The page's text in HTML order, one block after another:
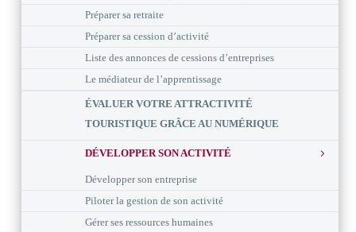
Préparer sa retraite
Préparer sa cession d’activité
Liste des annonces de cessions d’entreprises
Le médiateur de l’apprentissage
ÉVALUER VOTRE ATTRACTIVITÉ
TOURISTIQUE GRÂCE AU NUMÉRIQUE
DÉVELOPPER SON ACTIVITÉ
Développer son entreprise
Piloter la gestion de son activité
Gérer ses ressources humaines